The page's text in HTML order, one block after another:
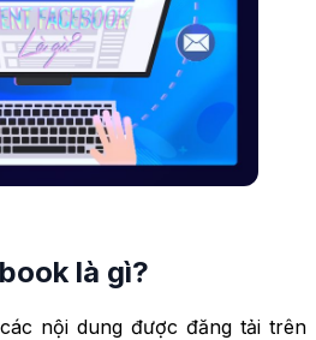
là gì?
nội dung được đăng tải trên